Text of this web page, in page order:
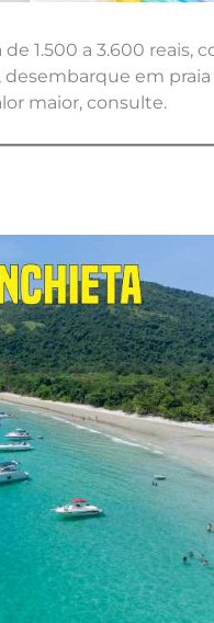
1.500 a 3.600
desembarque em
maior, consulte.